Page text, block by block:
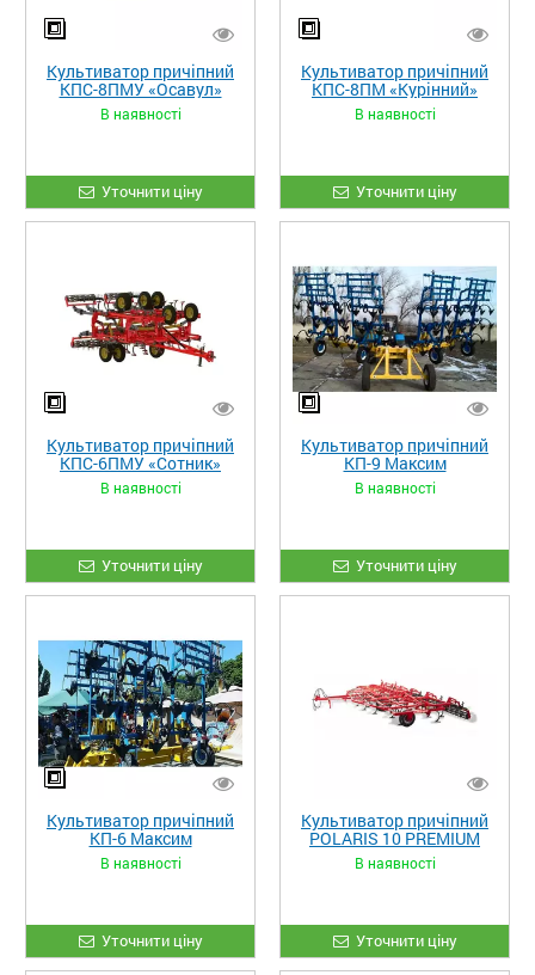
Культиватор причіпний
КПС-8ПМУ «Осавул»
В наявності
Уточнити ціну
Культиватор причіпний
КПС-8ПМ «Курінний»
В наявності
Уточнити ціну
Культиватор причіпний
КПС-6ПМУ «Сотник»
В наявності
Уточнити ціну
Культиватор причіпний
КП-9 Максим
В наявності
Уточнити ціну
Культиватор причіпний
КП-6 Максим
В наявності
Уточнити ціну
Культиватор причіпний
POLARIS 10 PREMIUM
В наявності
Уточнити ціну